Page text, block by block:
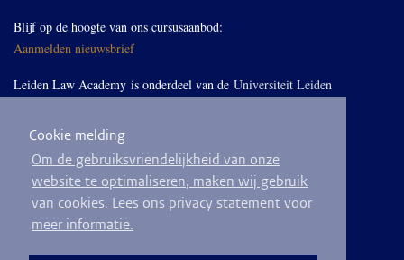
Cookie melding
Om de gebruiksvriendelijkheid van onze
website te optimaliseren, maken wij gebruik
van cookies. Lees ons privacy statement voor
meer informatie.
Blijf op de hoogte van ons cursusaanbod:
Aanmelden nieuwsbrief
Leiden Law Academy is onderdeel van de Universiteit Leiden
Volg ons op LinkedIn
© 2026
Privacyverklaring
Algemene voorwaarden Sitemap